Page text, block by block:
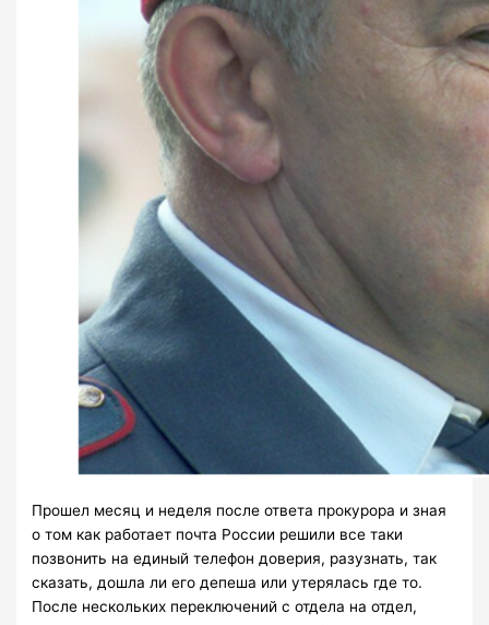
Прошел месяц и неделя после ответа прокурора и зная
о том как работает почта России решили все таки
позвонить на единый телефон доверия, разузнать, так
сказать, дошла ли его депеша или утерялась где то.
После нескольких переключений с отдела на отдел,